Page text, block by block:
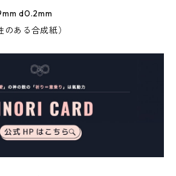
d0.2mm
ある合成紙）